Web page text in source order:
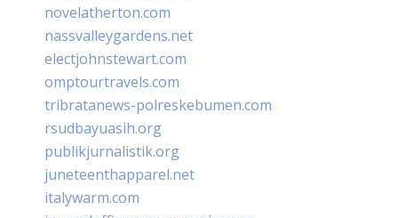
novelatherton.com
nassvalleygardens.net
electjohnstewart.com
omptourtravels.com
tribratanews-polreskebumen.com
rsudbayuasih.org
publikjurnalistik.org
juneteenthapparel.net
italywarm.com